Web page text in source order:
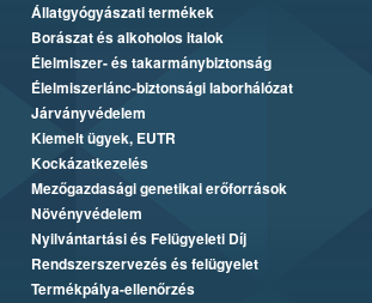
Állatgyógyászati termékek
Borászat és alkoholos italok
Élelmiszer- és takarmánybiztonság
Élelmiszerlánc-biztonsági laborhálózat
Járványvédelem
Kiemelt ügyek, EUTR
Kockázatkezelés
Mezőgazdasági genetikai erőforrások
Növényvédelem
Nyilvántartási és Felügyeleti Díj
Rendszerszervezés és felügyelet
Termékpálya-ellenőrzés